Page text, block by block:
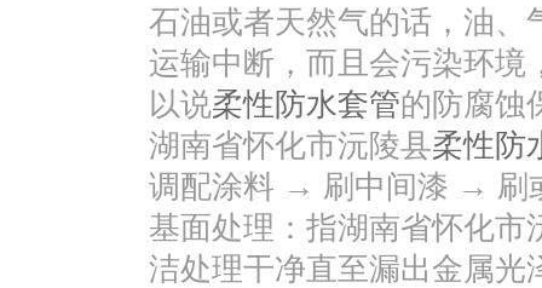
石油或者天然气的话，油、
运输中断，而且会污染环境
以说柔性防水套管的防腐蚀
湖南省怀化市沅陵县柔性防
调配涂料 → 刷中间漆 → 刷
基面处理：指湖南省怀化市
洁处理干净直至漏出金属光